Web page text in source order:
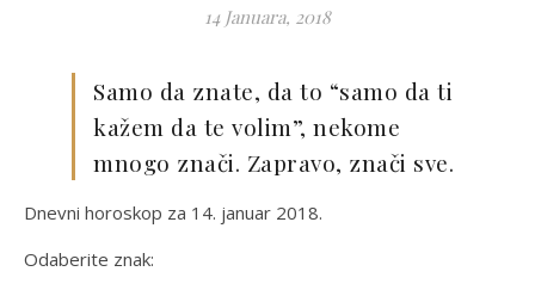
14 Januara, 2018
Samo da znate, da to “samo da ti
kažem da te volim”, nekome
mnogo znači. Zapravo, znači sve.
Dnevni horoskop za 14. januar 2018.
Odaberite znak: